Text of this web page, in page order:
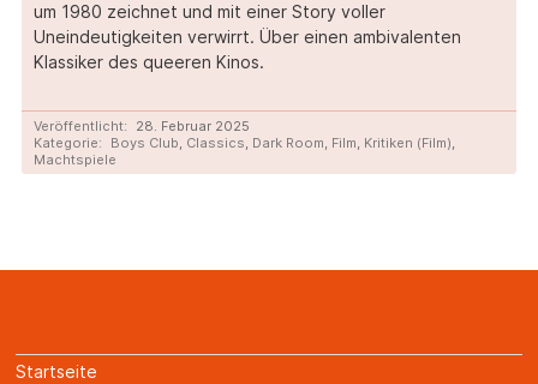
um 1980 zeichnet und mit einer Story voller
Uneindeutigkeiten verwirrt. Über einen ambivalenten
Klassiker des queeren Kinos.
Veröffentlicht:
28. Februar 2025
Kategorie:
Boys Club, Classics, Dark Room, Film, Kritiken (Film),
Machtspiele
Startseite